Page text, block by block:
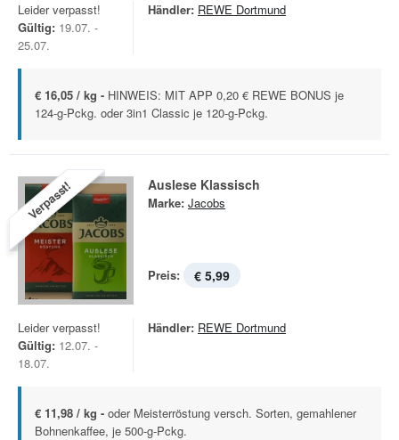
Leider verpasst!
Gültig: 19.07. -
25.07.
Händler: REWE Dortmund
€ 16,05 / kg - HINWEIS: MIT APP 0,20 € REWE BONUS je
124-g-Pckg. oder 3in1 Classic je 120-g-Pckg.
Verpasst! Auslese Klassisch
Marke: Jacobs
Preis: € 5,99
Leider verpasst!
Gültig: 12.07. -
18.07.
Händler: REWE Dortmund
€ 11,98 / kg - oder Meisterröstung versch. Sorten, gemahlener
Bohnenkaffee, je 500-g-Pckg.